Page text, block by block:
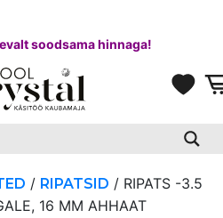
soodsama hinnaga!
/ RIPATSID / RIPATS -3.5
16 MM AHHAAT